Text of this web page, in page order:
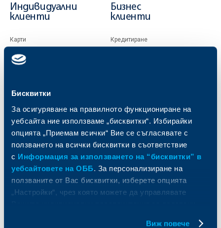
Бисквитки
За осигуряване на правилното функциониране на
уебсайта ние използваме „бисквитки“. Избирайки
опцията „Приемам всички“ Вие се съгласявате с
ползването на всички бисквитки в съответствие
с Информация за използването на “бисквитки” в
уебсайтовете на ОББ. За персонализиране на
ползваните от Вас бисквитки, изберете опцията
„Настройки“, чрез която можете да управлявате
Виж повече
Индивидуални
клиенти
Карти
Кредити
Застраховки
Актуализация на клиентски данни
Бизнес
клиенти
Кредитиране
Факторинг
Кредити за собственици на фирми
За ОББ
Кои сме ние
За акционери
Групата на KBC
ДЗИ
ОББ Интерлийз
ОББ Пенсионно осигуряване
ОББ Застрахователен брокер